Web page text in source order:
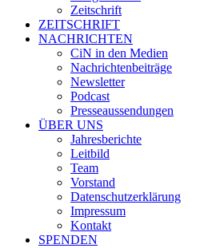
Zeitschrift
ZEITSCHRIFT
NACHRICHTEN
CiN in den Medien
Nachrichtenbeiträge
Newsletter
Podcast
Presseaussendungen
ÜBER UNS
Jahresberichte
Leitbild
Team
Vorstand
Datenschutzerklärung
Impressum
Kontakt
SPENDEN